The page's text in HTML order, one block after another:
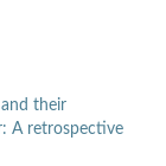
their
A retrospective